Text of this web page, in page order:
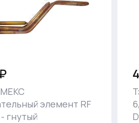
элемент RF
гнутый